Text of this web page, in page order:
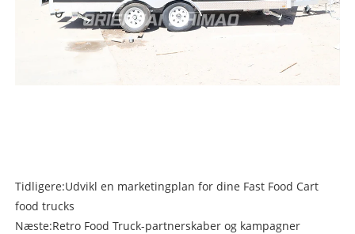
Tidligere:Udvikl en marketingplan for dine Fast Food Cart
food trucks
Næste:Retro Food Truck-partnerskaber og kampagner